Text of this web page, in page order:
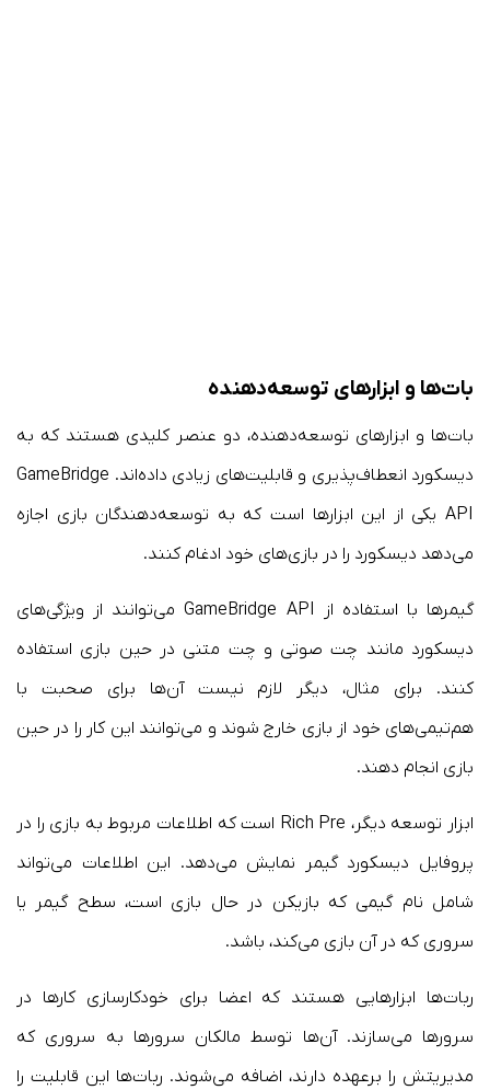
بات‌ها و ابزارهای توسعه‌دهنده
بات‌ها و ابزارهای توسعه‌دهنده، دو عنصر کلیدی هستند که به
دیسکورد انعطاف‌پذیری و قابلیت‌های زیادی داده‌اند. GameBridge
API یکی از این ابزارها است که به توسعه‌دهندگان بازی اجازه
می‌دهد دیسکورد را در بازی‌های خود ادغام کنند.
گیمرها با استفاده از GameBridge API می‌توانند از ویژگی‌های
دیسکورد مانند چت صوتی و چت متنی در حین بازی استفاده
کنند. برای مثال، دیگر لازم نیست آن‌ها برای صحبت با
هم‌تیمی‌های خود از بازی خارج شوند و می‌توانند این کار را در حین
بازی انجام دهند.
ابزار توسعه دیگر، Rich Pre است که اطلاعات مربوط به بازی را در
پروفایل دیسکورد گیمر نمایش می‌دهد. این اطلاعات می‌تواند
شامل نام گیمی که بازیکن در حال بازی است، سطح گیمر یا
سروری که در آن بازی می‌کند، باشد.
ربات‌ها ابزارهایی هستند که اعضا برای خودکارسازی کارها در
سرورها می‌سازند. آن‌ها توسط مالکان سرورها به سروری که
مدیریتش را برعهده دارند، اضافه می‌شوند. ربات‌ها این قابلیت را